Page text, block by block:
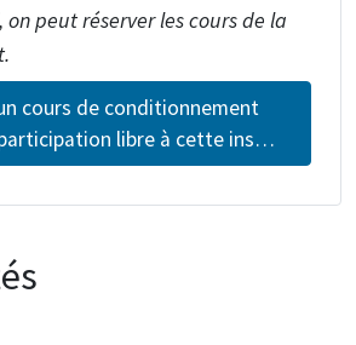
peut réserver les cours de la
cours de conditionnement
libre à cette ins…